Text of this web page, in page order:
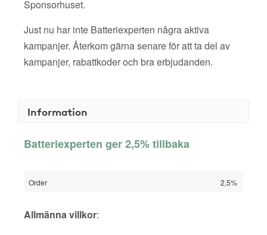
Sponsorhuset.
Just nu har inte Batteriexperten några aktiva
kampanjer. Återkom gärna senare för att ta del av
kampanjer, rabattkoder och bra erbjudanden.
Information
Batteriexperten ger 2,5% tillbaka
Order 2,5%
Allmänna villkor: